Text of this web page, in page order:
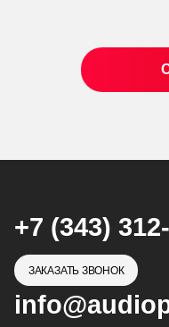
+7 (343)
ЗАКАЗАТЬ ЗВОНОК